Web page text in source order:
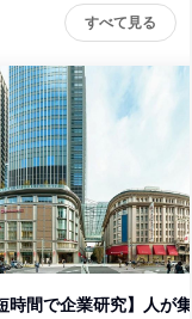
すべて見る
時間で企業研究】人が